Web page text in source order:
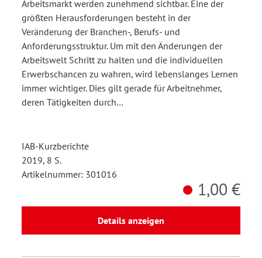
Arbeitsmarkt werden zunehmend sichtbar. Eine der
größten Herausforderungen besteht in der
Veränderung der Branchen-, Berufs- und
Anforderungsstruktur. Um mit den Änderungen der
Arbeitswelt Schritt zu halten und die individuellen
Erwerbschancen zu wahren, wird lebenslanges Lernen
immer wichtiger. Dies gilt gerade für Arbeitnehmer,
deren Tätigkeiten durch…
IAB-Kurzberichte
2019, 8 S.
Artikelnummer: 301016
1,00 €
Details anzeigen